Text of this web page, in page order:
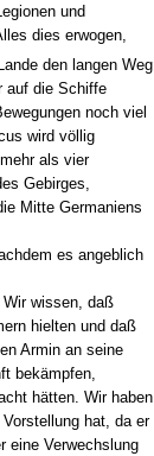
und
dies erwogen,
den langen Weg
auf die Schiffe
noch viel
wird völlig
als vier
Gebirges,
Mitte Germaniens
es angeblich
wissen, daß
hielten und daß
Armin an seine
bekämpfen,
hätten. Wir haben
hat, da er
eine Verwechslung